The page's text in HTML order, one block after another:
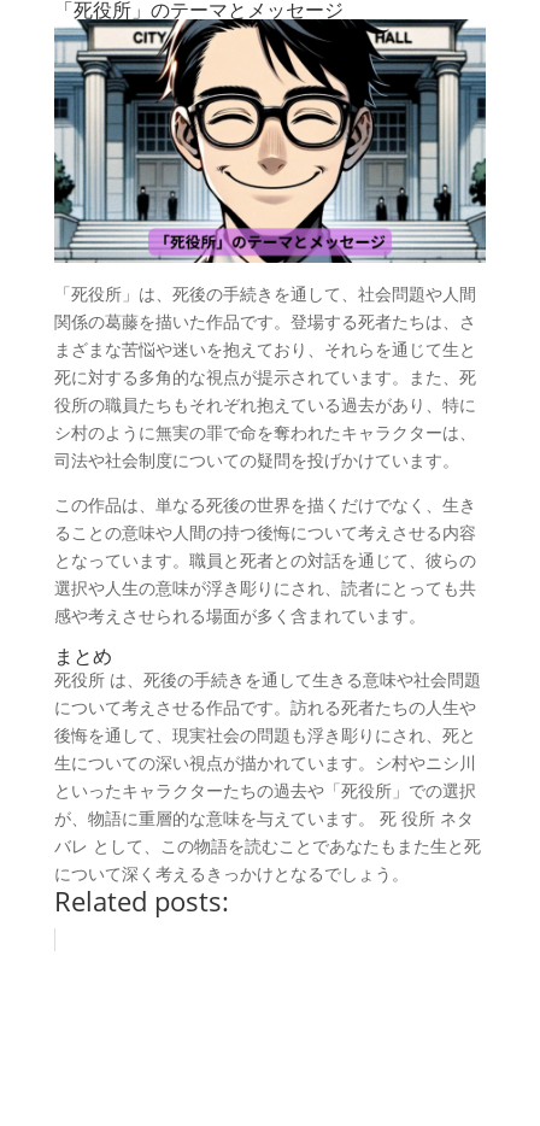
「死役所」のテーマとメッセージ
「死役所」は、死後の手続きを通して、社会問題や人間
関係の葛藤を描いた作品です。登場する死者たちは、さ
まざまな苦悩や迷いを抱えており、それらを通じて生と
死に対する多角的な視点が提示されています。また、死
役所の職員たちもそれぞれ抱えている過去があり、特に
シ村のように無実の罪で命を奪われたキャラクターは、
司法や社会制度についての疑問を投げかけています。
この作品は、単なる死後の世界を描くだけでなく、生き
ることの意味や人間の持つ後悔について考えさせる内容
となっています。職員と死者との対話を通じて、彼らの
選択や人生の意味が浮き彫りにされ、読者にとっても共
感や考えさせられる場面が多く含まれています。
まとめ
死役所 は、死後の手続きを通して生きる意味や社会問題
について考えさせる作品です。訪れる死者たちの人生や
後悔を通して、現実社会の問題も浮き彫りにされ、死と
生についての深い視点が描かれています。シ村やニシ川
といったキャラクターたちの過去や「死役所」での選択
が、物語に重層的な意味を与えています。 死 役所 ネタ
バレ として、この物語を読むことであなたもまた生と死
について深く考えるきっかけとなるでしょう。
Related posts: